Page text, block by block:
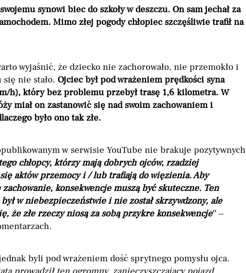
synowi biec do szkoły w deszczu. On sam jechał za
Mimo złej pogody chłopiec szczęśliwie trafił na
wyjaśnić, że dziecko nie zachorowało, nie przemokło i
się nie stało. Ojciec był pod wrażeniem prędkości syna
h), który bez problemu przebył trasę 1,6 kilometra. W
miał on zastanowić się nad swoim zachowaniem i
było ono tak złe.
w serwisie YouTube nie brakuje pozytywnych
chłopcy, którzy mają dobrych ojców, rzadziej
aktów przemocy i / lub trafiają do więzienia. Aby
zachowanie, konsekwencje muszą być skuteczne. Ten
w niebezpieczeństwie i nie został skrzywdzony, ale
że złe rzeczy niosą za sobą przykre konsekwencje” –
byli pod wrażeniem dość sprytnego pomysłu ojca.